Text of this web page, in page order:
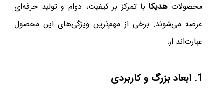
محصولات هدیکابا تمرکز بر کیفیت، دوام و تولید حرفه‌ای
عرضه می‌شوند. برخی از مهم‌ترین ویژگی‌های این محصول
عبارت‌اند از:
1. ابعاد بزرگ و کاربردی